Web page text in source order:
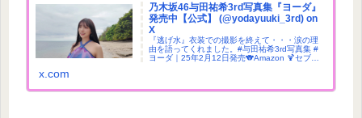
乃木坂46与田祐希3rd写真集『ヨーダ』
発売中【公式】 (@yodayuuki_3rd) on
X
『逃げ水』衣装での撮影を終えて・・・涙の理
由を語ってくれました。#与田祐希3rd写真集 #
ヨーダ｜25年2月12日発売🐨Amazon 🍹セブン
x.com